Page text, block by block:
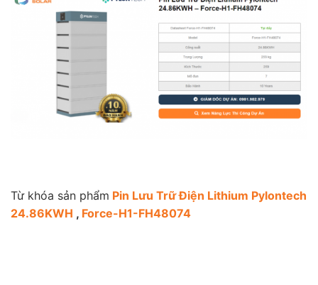
Từ khóa sản phẩm Pin Lưu Trữ Điện Lithium Pylontech
24.86KWH , Force-H1-FH48074